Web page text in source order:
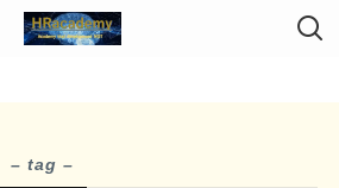
– tag –